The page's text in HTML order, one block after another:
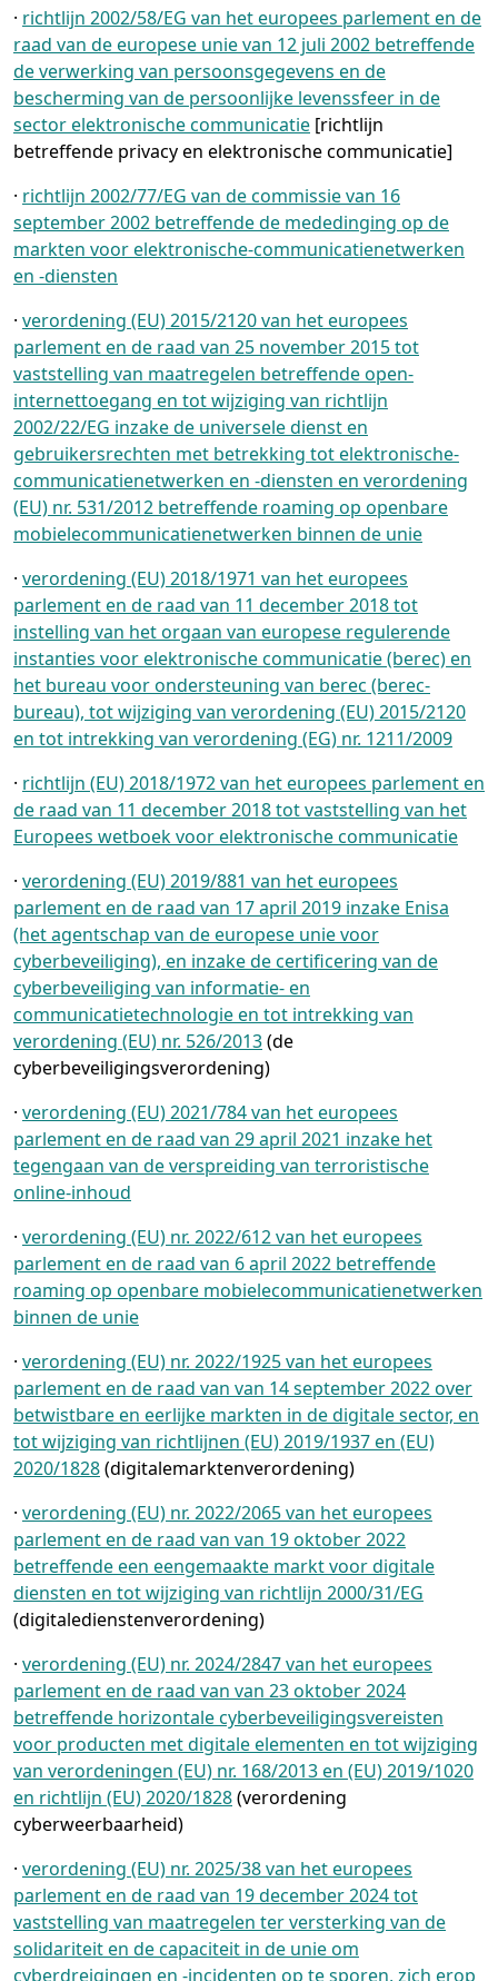
· richtlijn 2002/58/EG van het europees parlement en de
raad van de europese unie van 12 juli 2002 betreffende
de verwerking van persoonsgegevens en de
bescherming van de persoonlijke levenssfeer in de
sector elektronische communicatie [richtlijn
betreffende privacy en elektronische communicatie]
· richtlijn 2002/77/EG van de commissie van 16
september 2002 betreffende de mededinging op de
markten voor elektronische-communicatienetwerken
en -diensten
· verordening (EU) 2015/2120 van het europees
parlement en de raad van 25 november 2015 tot
vaststelling van maatregelen betreffende open-
internettoegang en tot wijziging van richtlijn
2002/22/EG inzake de universele dienst en
gebruikersrechten met betrekking tot elektronische-
communicatienetwerken en -diensten en verordening
(EU) nr. 531/2012 betreffende roaming op openbare
mobielecommunicatienetwerken binnen de unie
· verordening (EU) 2018/1971 van het europees
parlement en de raad van 11 december 2018 tot
instelling van het orgaan van europese regulerende
instanties voor elektronische communicatie (berec) en
het bureau voor ondersteuning van berec (berec-
bureau), tot wijziging van verordening (EU) 2015/2120
en tot intrekking van verordening (EG) nr. 1211/2009
· richtlijn (EU) 2018/1972 van het europees parlement en
de raad van 11 december 2018 tot vaststelling van het
Europees wetboek voor elektronische communicatie
· verordening (EU) 2019/881 van het europees
parlement en de raad van 17 april 2019 inzake Enisa
(het agentschap van de europese unie voor
cyberbeveiliging), en inzake de certificering van de
cyberbeveiliging van informatie- en
communicatietechnologie en tot intrekking van
verordening (EU) nr. 526/2013(de
cyberbeveiligingsverordening)
· verordening (EU) 2021/784 van het europees
parlement en de raad van 29 april 2021 inzake het
tegengaan van de verspreiding van terroristische
online-inhoud
· verordening (EU) nr. 2022/612 van het europees
parlement en de raad van 6 april 2022 betreffende
roaming op openbare mobielecommunicatienetwerken
binnen de unie
· verordening (EU) nr. 2022/1925 van het europees
parlement en de raad van van 14 september 2022 over
betwistbare en eerlijke markten in de digitale sector, en
tot wijziging van richtlijnen (EU) 2019/1937 en (EU)
2020/1828(digitalemarktenverordening)
· verordening (EU) nr. 2022/2065 van het europees
parlement en de raad van van 19 oktober 2022
betreffende een eengemaakte markt voor digitale
diensten en tot wijziging van richtlijn 2000/31/EG
(digitaledienstenverordening)
· verordening (EU) nr. 2024/2847 van het europees
parlement en de raad van van 23 oktober 2024
betreffende horizontale cyberbeveiligingsvereisten
voor producten met digitale elementen en tot wijziging
van verordeningen (EU) nr. 168/2013 en (EU) 2019/1020
en richtlijn (EU) 2020/1828(verordening
cyberweerbaarheid)
· verordening (EU) nr. 2025/38 van het europees
parlement en de raad van 19 december 2024 tot
vaststelling van maatregelen ter versterking van de
solidariteit en de capaciteit in de unie om
cyberdreigingen en -incidenten op te sporen, zich erop